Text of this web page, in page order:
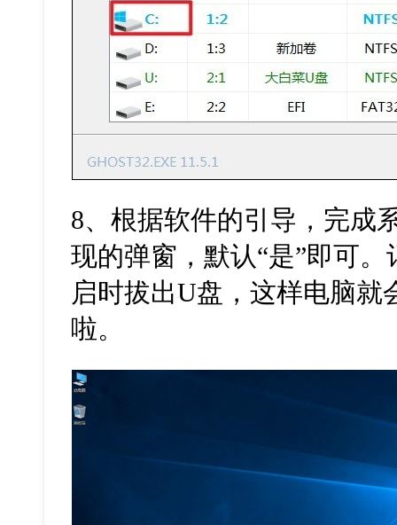
8、根据软件的引导，完成
现的弹窗，默认“是”即可
启时拔出U盘，这样电脑就
啦。